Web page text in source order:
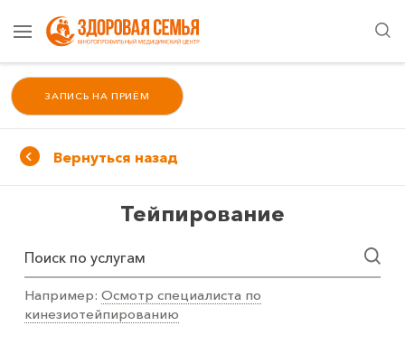
ЗАПИСЬ НА ПРИЁМ
Вернуться назад
Тейпирование
Поиск по услугам
Например: Осмотр специалиста по
кинезиотейпированию